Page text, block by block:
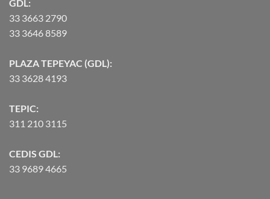
GDL:
33 3663 2790
33 3646 8589
PLAZA TEPEYAC (GDL):
33 3628 4193
TEPIC:
311 210 3115
CEDIS GDL:
33 9689 4665